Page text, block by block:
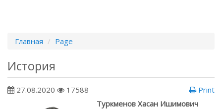
Главная Page
История
27.08.2020 17588
Print
Туркменов Хасан Ишимович